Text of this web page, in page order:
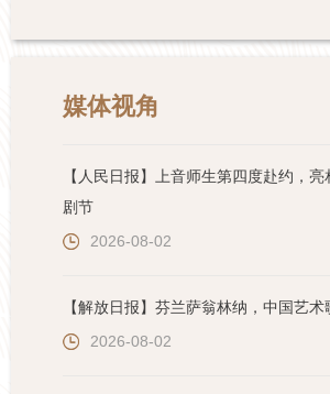
媒体视角
【人民日报】上音师生第四度赴约，
剧节
2026-08-02
【解放日报】芬兰萨翁林纳，中国艺术
2026-08-02